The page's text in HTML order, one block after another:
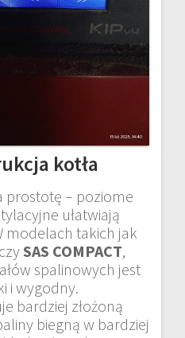
kotła
prostotę – poziome
ułatwiają
modelach takich jak
czySAS COMPACT,
spalinowych jest
i wygodny.
bardziej złożoną
biegną w bardziej